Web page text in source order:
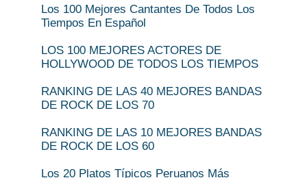
Los 100 Mejores Cantantes De Todos Los
Tiempos En Español
LOS 100 MEJORES ACTORES DE
HOLLYWOOD DE TODOS LOS TIEMPOS
RANKING DE LAS 40 MEJORES BANDAS
DE ROCK DE LOS 70
RANKING DE LAS 10 MEJORES BANDAS
DE ROCK DE LOS 60
Los 20 Platos Típicos Peruanos Más